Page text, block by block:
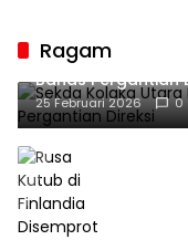
Ragam
Sekda Kolaka
Bahas Pergantian
25 Februari 2026 0